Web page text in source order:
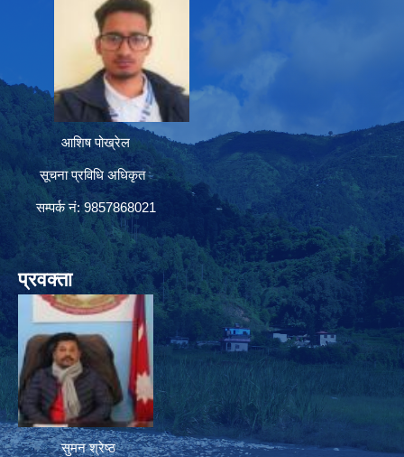
आशिष पोख्रेल
सूचना प्रविधि अधिकृत
सम्पर्क नं: 9857868021
प्रवक्ता
सुमन श्रेष्ठ